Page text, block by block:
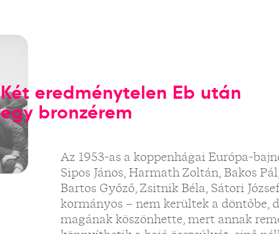
Két eredménytelen Eb után
egy bronzérem
Az 1953-as a koppenhágai Európa-
Sipos János, Harmath Zoltán, Bakos
Bartos Győző, Zsitnik Béla, Sátori
kormányos – nem kerültek a döntőbe,
magának köszönhette, mert annak